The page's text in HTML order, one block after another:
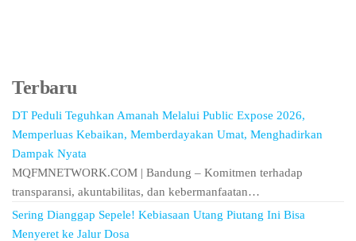
Terbaru
DT Peduli Teguhkan Amanah Melalui Public Expose 2026,
Memperluas Kebaikan, Memberdayakan Umat, Menghadirkan
Dampak Nyata
MQFMNETWORK.COM | Bandung – Komitmen terhadap
transparansi, akuntabilitas, dan kebermanfaatan…
Sering Dianggap Sepele! Kebiasaan Utang Piutang Ini Bisa
Menyeret ke Jalur Dosa